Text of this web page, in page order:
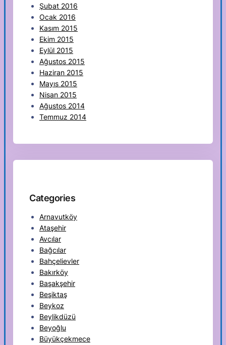
Şubat 2016
Ocak 2016
Kasım 2015
Ekim 2015
Eylül 2015
Ağustos 2015
Haziran 2015
Mayıs 2015
Nisan 2015
Ağustos 2014
Temmuz 2014
Categories
Arnavutköy
Ataşehir
Avcılar
Bağcılar
Bahçelievler
Bakırköy
Başakşehir
Beşiktaş
Beykoz
Beylikdüzü
Beyoğlu
Büyükçekmece